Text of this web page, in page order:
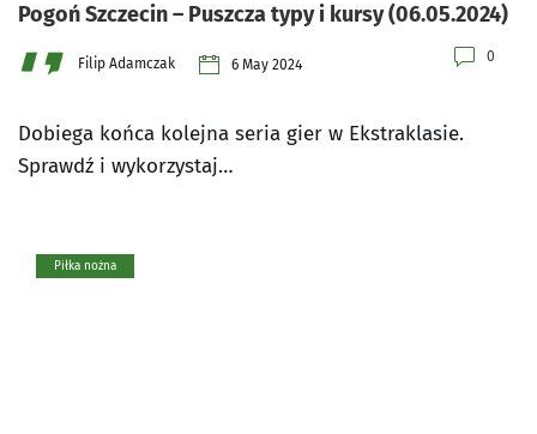
Pogoń Szczecin – Puszcza typy i kursy (06.05.2024)
Filip Adamczak 6 May 2024 0
Dobiega końca kolejna seria gier w Ekstraklasie.
Sprawdź i wykorzystaj…
Piłka nożna